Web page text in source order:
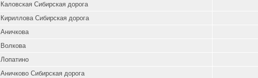
Каловская Сибирская дорога
Кириллова Сибирская дорога
Аничкова
Волкова
Лопатино
Аничково Сибирская дорога